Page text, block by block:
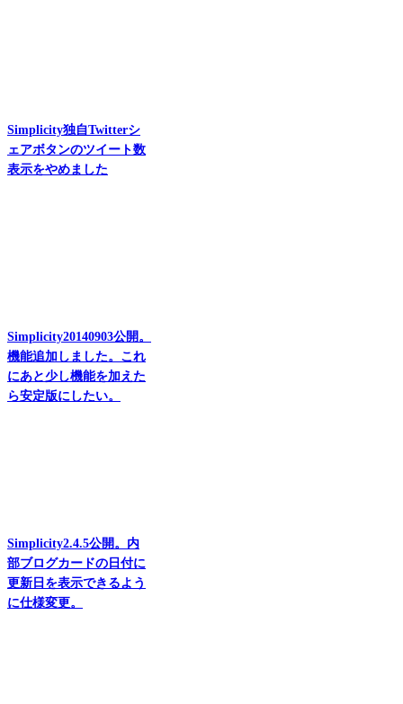
Simplicity独自Twitterシ
ェアボタンのツイート数
表示をやめました
Simplicity20140903公開。
機能追加しました。これ
にあと少し機能を加えた
ら安定版にしたい。
Simplicity2.4.5公開。内
部ブログカードの日付に
更新日を表示できるよう
に仕様変更。